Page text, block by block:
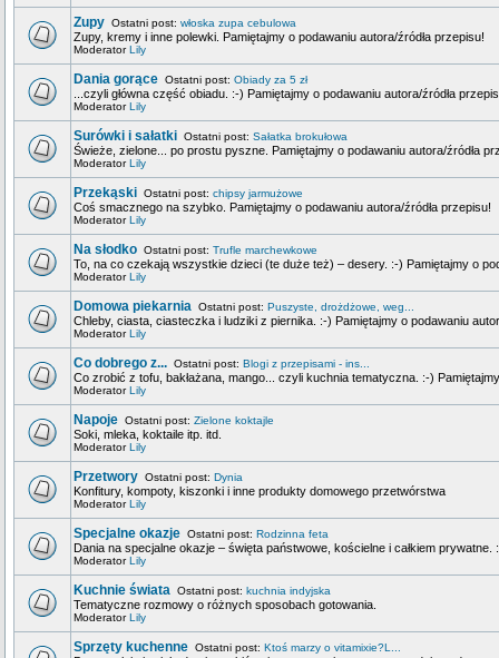
Zupy Ostatni post: włoska zupa cebulowa
Zupy, kremy i inne polewki. Pamiętajmy o podawaniu autora/źródła przepisu!
ModeratorLily
Dania gorące Ostatni post: Obiady za 5 zł
...czyli główna część obiadu. :-) Pamiętajmy o podawaniu autora/źródła
ModeratorLily
Surówki i sałatki Ostatni post: Sałatka brokułowa
Świeże, zielone... po prostu pyszne. Pamiętajmy o podawaniu autora/źródła
ModeratorLily
Przekąski Ostatni post: chipsy jarmużowe
Coś smacznego na szybko. Pamiętajmy o podawaniu autora/źródła przepisu!
ModeratorLily
Na słodko Ostatni post: Trufle marchewkowe
To, na co czekają wszystkie dzieci (te duże też) – desery. :-) Pamiętajmy o
ModeratorLily
Domowa piekarnia Ostatni post: Puszyste, drożdżowe, weg...
Chleby, ciasta, ciasteczka i ludziki z piernika. :-) Pamiętajmy o podawaniu
ModeratorLily
Co dobrego z... Ostatni post: Blogi z przepisami - ins...
Co zrobić z tofu, bakłażana, mango... czyli kuchnia tematyczna. :-)
ModeratorLily
Napoje Ostatni post: Zielone koktajle
Soki, mleka, koktaile itp. itd.
ModeratorLily
Przetwory Ostatni post: Dynia
Konfitury, kompoty, kiszonki i inne produkty domowego przetwórstwa
ModeratorLily
Specjalne okazje Ostatni post: Rodzinna feta
Dania na specjalne okazje – święta państwowe, kościelne i całkiem
ModeratorLily
Kuchnie świata Ostatni post: kuchnia indyjska
Tematyczne rozmowy o różnych sposobach gotowania.
ModeratorLily
Sprzęty kuchenne Ostatni post: Ktoś marzy o vitamixie?L...